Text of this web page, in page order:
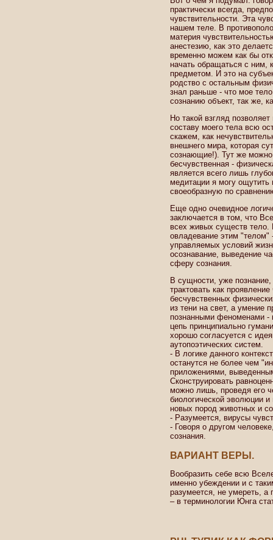
практически всегда,
чувствительности. Эта
нашем теле. В
материя
анестезию, как это
временно можем как бы
начать обращаться с ним,
предметом. И это на
родство с остальным
знал раньше - что мое
сознанию объект, так же,
Но такой взгляд
составу моего тела всю
скажем, как
внешнего мира, которая
сознающие!). Тут же
бесчувственная -
является всего лишь
медитации я могу ощутить
своеобразную по
Еще одно очевидное
заключается в том, что
всех живых существ
овладевание этим "телом"
управляемых условий
осознавание, выведение
сферу сознания.
В сущности, уже
трактовать как
бесчувственных
из тени на свет, а умение
познанными феноменами -
цепь принципиально
хорошо согласуется с
аутопоэтических систем.
- В логике данного
останутся не более чем
приложениями,
Сконструировать
можно лишь, проведя его
биологической эволюции
новых пород животных и
- Разумеется, вирусы
- Говоря о другом
сознания.
ВАРИАНТ ВЕРЫ.
Вообразить себе всю
именно убеждении и с
разумеется, не умереть,
– в терминологии Юнга